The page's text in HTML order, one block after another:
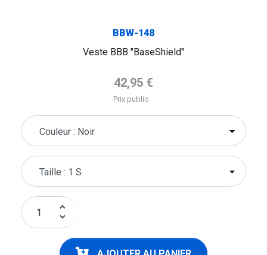
BBW-148
Veste BBB "BaseShield"
Prix de base
42,95 €
Prix public
keyboard_arrow_up
keyboard_arrow_down